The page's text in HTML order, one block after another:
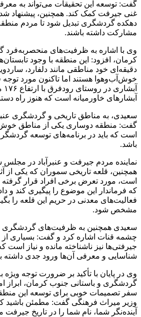
گفت: توسعه این تحقیقات می‌تواند به
غنی جیرفت کمک کند. همچنین، پیشنهاد
دهکده گردشگری تبدیل شود تا مردم
مشارکت داشته باشند.
وی با اشاره به ظرفیت‌های
دقیقه‌ای خود مناطقی مانند دلفارد،
خوش‌آب‌وهوا هستند اما تاکنون مورد توجه
آبشارهای خاورمیانه است که هنوز راه
سعیدی، به مناطق تاریخی و گردشگری
گفت: منطقه دوساری یکی از مناطق
است که باید در برنامه‌های توسعه
باشد.
نماینده مردم جیرفت و عنبرآباد در
همچنین، قلعه تاریخی سموران که یکی از
است، مورد تعرض برخی افراد قرار
که فرماندار این موضوع را پیگیری کند و
فعالیت‌های معدنی در حریم این قلعه را
مشخص شود.
سعیدی همچنین به ظرفیت‌های گردشگری
چشمه قنات اشاره کرد و گفت: بسیاری از
جیرفتی‌ها نیز ناشناخته مانده‌ و نیاز
شناسایی و معرفی آن‌ها ورود جدی داشته
وی در پایان با تأکید بر ضرورت توجه
گردشگری و باستانی جنوب کرمان، ابراز
سفر تصمیمات خوبی برای توسعه این
وزیر میراث فرهنگی گفت: مطمئن باشید
آینده‌نگر شما، نام شما را در تاریخ جیرفت